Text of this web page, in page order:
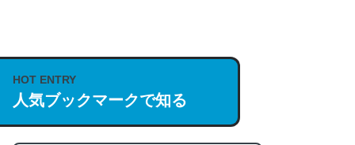
説してる記事が少ないので貴重な良記事。/続編来た
https://isobe324649.hatenablog.com/entry/2023/03/27
/064121
─GPTの仕組みと限界についての考察（１） - conceptualization
HOT ENTRY
人気ブックマークで知る